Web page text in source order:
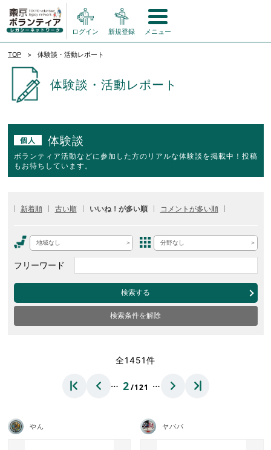
ログイン 新規登録 メニュー
TOP 体験談・活動レポート
体験談・活動レポート
個人 体験談
ボランティア活動などに参加した方のリアルな体験談を掲載中！投稿
もお待ちしています。
新着順 古い順 いいね！が多い順 コメントが多い順
地域なし 分野なし
フリーワード
検索する
検索条件を解除
全1451件
… 2/121 …
やん ヤパパ